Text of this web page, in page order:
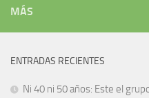
MÁS
ENTRADAS RECIENTES
Ni 40 ni 50 años: Este el